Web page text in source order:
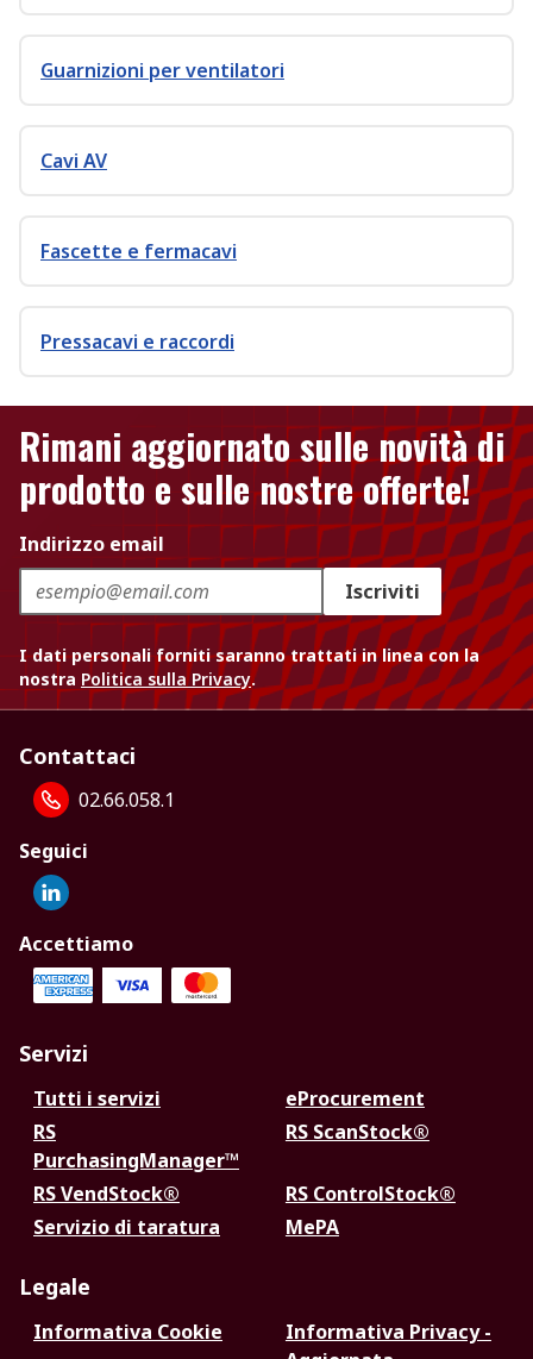
Guarnizioni per ventilatori
Cavi AV
Fascette e fermacavi
Pressacavi e raccordi
Rimani aggiornato sulle novità di
prodotto e sulle nostre offerte!
Indirizzo email
Iscriviti
I dati personali forniti saranno trattati in linea con la
nostra Politica sulla Privacy.
Contattaci
02.66.058.1
Seguici
Accettiamo
Servizi
Tutti i servizi
eProcurement
RS
PurchasingManager™
RS ScanStock®
RS VendStock®
RS ControlStock®
Servizio di taratura
MePA
Legale
Informativa Cookie
Informativa Privacy -